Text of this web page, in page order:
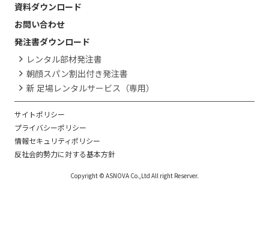
資料ダウンロード
お問い合わせ
発注書ダウンロード
レンタル部材発注書
朝顔スパン割出付き発注書
新 足場レンタルサービス（専用）
サイトポリシー
プライバシーポリシー
情報セキュリティポリシー
反社会的勢力に対する基本方針
Copyright © ASNOVA Co.,Ltd All right Reserver.